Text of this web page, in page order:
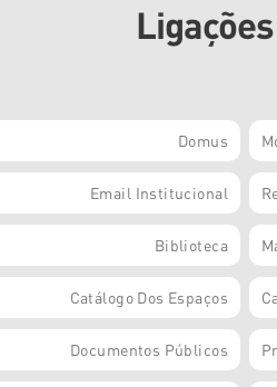
Domus
Email Institucional
Biblioteca
Catálogo Dos Espaços
Documentos Públicos